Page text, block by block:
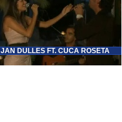
JAN DULLES FT. CUCA ROSETA